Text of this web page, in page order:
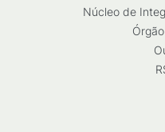
Núcleo de